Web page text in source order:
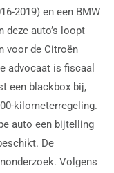
2019) en een BMW
deze auto’s loopt
voor de Citroën
advocaat is fiscaal
een blackbox bij,
kilometerregeling.
auto een bijtelling
De
Volgens